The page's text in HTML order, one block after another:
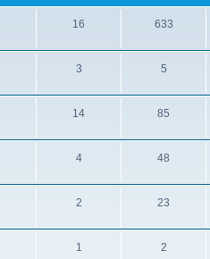
16 633
3 5
14 85
4 48
2 23
1 2